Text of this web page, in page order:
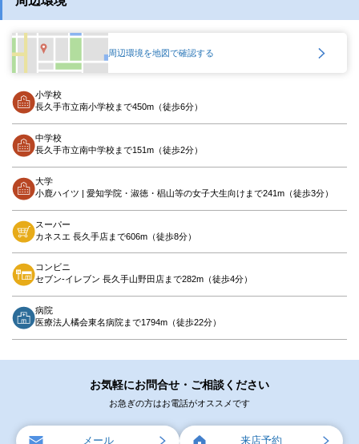
周辺環境を地図で確認する
小学校
長久手市立南小学校まで450m（徒歩6分）
中学校
長久手市立南中学校まで151m（徒歩2分）
大学
小鹿ハイツ | 愛知学院・淑徳・椙山等の女子大生向けまで241m（徒歩3分）
スーパー
カネスエ 長久手店まで606m（徒歩8分）
コンビニ
セブン-イレブン 長久手山野田店まで282m（徒歩4分）
病院
医療法人橘会東名病院まで1794m（徒歩22分）
お気軽にお問合せ・ご相談ください
お急ぎの方はお電話がオススメです
メール 来店予約